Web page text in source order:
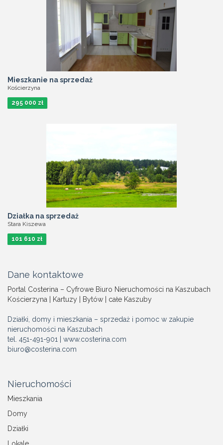
Mieszkanie na sprzedaż
Kościerzyna
295 000 zł
Działka na sprzedaż
Stara Kiszewa
101 610 zł
Dane kontaktowe
Portal Costerina – Cyfrowe Biuro Nieruchomości na Kaszubach
Kościerzyna | Kartuzy | Bytów | całe Kaszuby
Działki, domy i mieszkania – sprzedaż i pomoc w zakupie
nieruchomości na Kaszubach
tel. 451-491-901 | www.costerina.com
biuro@costerina.com
Nieruchomości
Mieszkania
Domy
Działki